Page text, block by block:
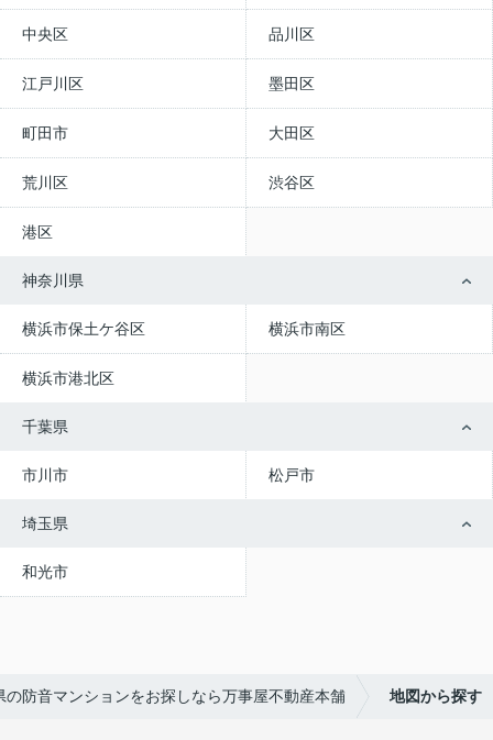
中央区 品川区
江戸川区 墨田区
町田市 大田区
荒川区 渋谷区
港区
神奈川県
横浜市保土ケ谷区 横浜市南区
横浜市港北区
千葉県
市川市 松戸市
埼玉県
和光市
の防音マンションをお探しなら万事屋不動産本舗 地図から探す